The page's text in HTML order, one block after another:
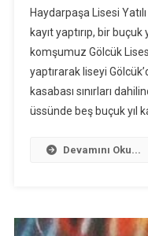
Haydarpaşa Lisesi
kayıt yaptırıp, bir
komşumuz Gölcük
yaptırarak liseyi
kasabası sınırları
üssünde beş buçuk yıl
Devamını Oku...